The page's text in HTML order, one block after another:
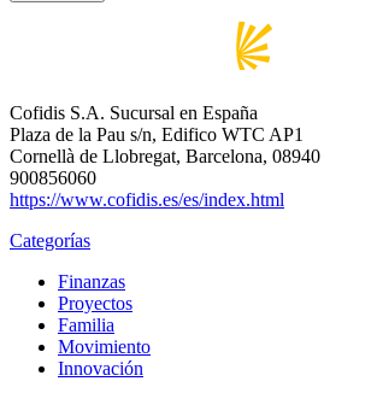
Cofidis S.A. Sucursal en España
Plaza de la Pau s/n, Edifico WTC AP1
Cornellà de Llobregat, Barcelona, 08940
900856060
https://www.cofidis.es/es/index.html
Categorías
Finanzas
Proyectos
Familia
Movimiento
Innovación